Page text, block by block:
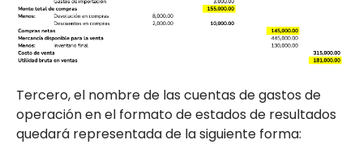
Tercero, el nombre de las cuentas de gastos de
operación en el formato de estados de resultados
quedará representada de la siguiente forma: